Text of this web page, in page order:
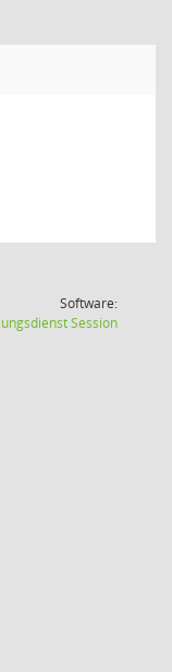
Software:
Session(Wird in